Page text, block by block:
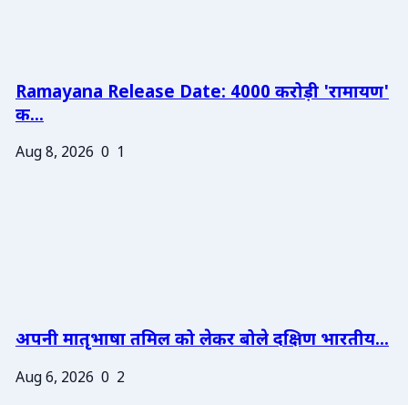
Ramayana Release Date: 4000 करोड़ी 'रामायण'
क...
Aug 8, 2026 0 1
अपनी मातृभाषा तमिल को लेकर बोले दक्षिण भारतीय...
Aug 6, 2026 0 2